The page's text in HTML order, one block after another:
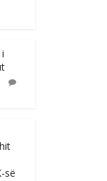
së